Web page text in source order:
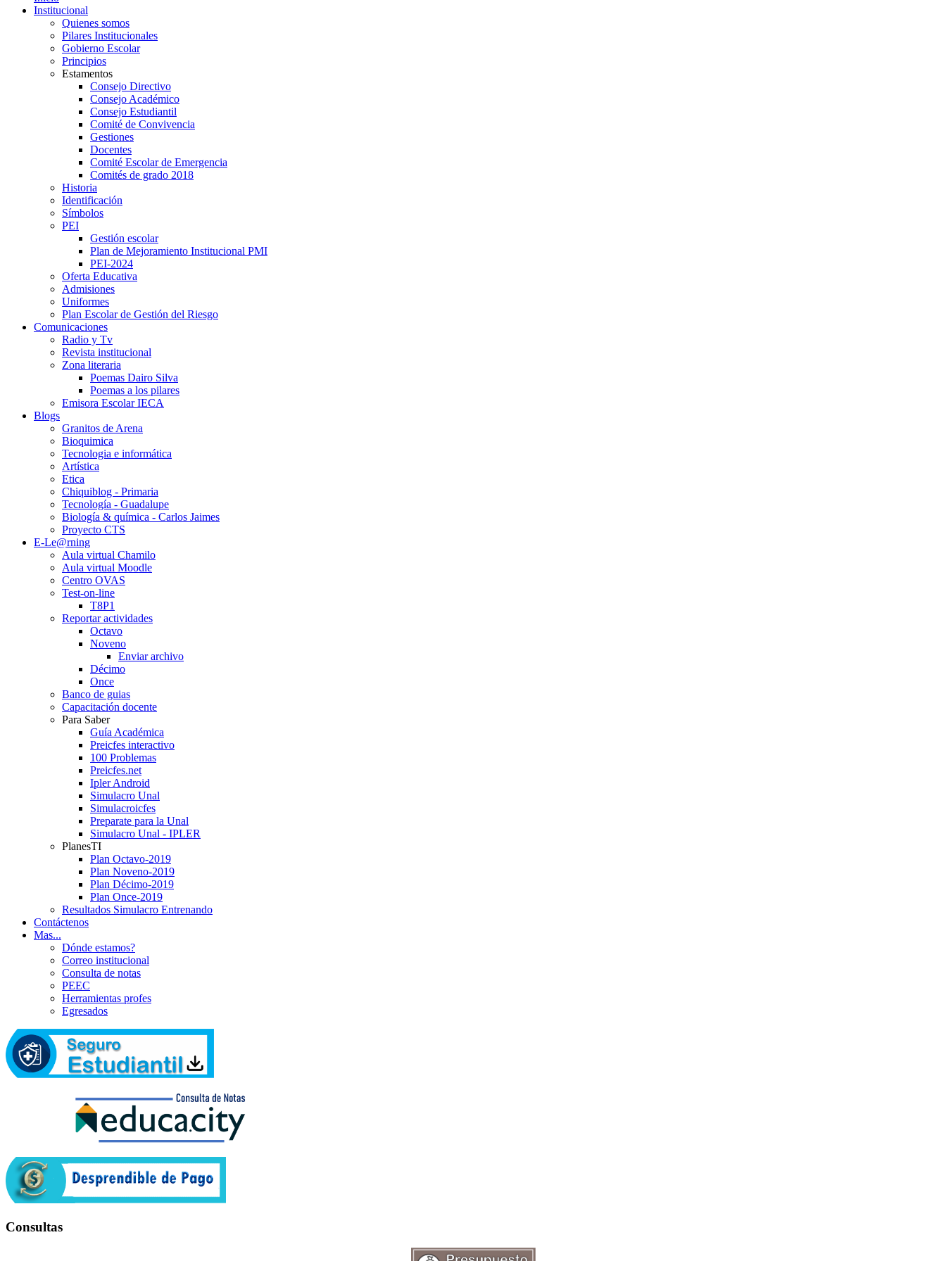
Institucional
Quienes somos
Pilares Institucionales
Gobierno Escolar
Principios
Estamentos
Consejo Directivo
Consejo Académico
Consejo Estudiantil
Comité de Convivencia
Gestiones
Docentes
Comité Escolar de Emergencia
Comités de grado 2018
Historia
Identificación
Símbolos
PEI
Gestión escolar
Plan de Mejoramiento Institucional PMI
PEI-2024
Oferta Educativa
Admisiones
Uniformes
Plan Escolar de Gestión del Riesgo
Comunicaciones
Radio y Tv
Revista institucional
Zona literaria
Poemas Dairo Silva
Poemas a los pilares
Emisora Escolar IECA
Blogs
Granitos de Arena
Bioquimica
Tecnologia e informática
Artística
Etica
Chiquiblog - Primaria
Tecnología - Guadalupe
Biología & química - Carlos Jaimes
Proyecto CTS
E-Le@rning
Aula virtual Chamilo
Aula virtual Moodle
Centro OVAS
Test-on-line
T8P1
Reportar actividades
Octavo
Noveno
Enviar archivo
Décimo
Once
Banco de guias
Capacitación docente
Para Saber
Guía Académica
Preicfes interactivo
100 Problemas
Preicfes.net
Ipler Android
Simulacro Unal
Simulacroicfes
Preparate para la Unal
Simulacro Unal - IPLER
PlanesTI
Plan Octavo-2019
Plan Noveno-2019
Plan Décimo-2019
Plan Once-2019
Resultados Simulacro Entrenando
Contáctenos
Mas...
Dónde estamos?
Correo institucional
Consulta de notas
PEEC
Herramientas profes
Egresados
Consultas